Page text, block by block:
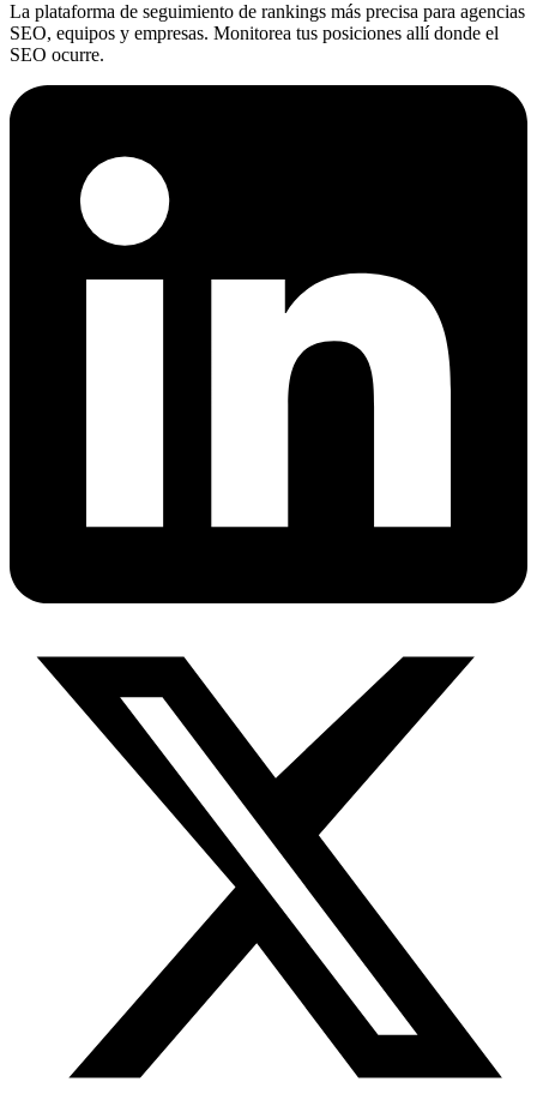
La plataforma de seguimiento de rankings más precisa para agencias
SEO, equipos y empresas. Monitorea tus posiciones allí donde el
SEO ocurre.